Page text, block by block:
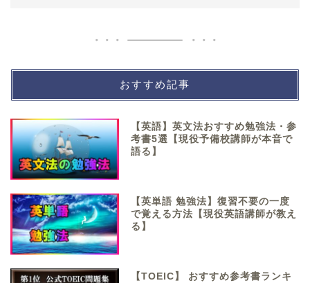
おすすめ記事
【英語】英文法おすすめ勉強法・参
考書5選【現役予備校講師が本音で
語る】
【英単語 勉強法】復習不要の一度
で覚える方法【現役英語講師が教え
る】
【TOEIC】 おすすめ参考書ランキ